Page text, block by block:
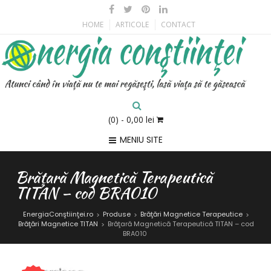
HOME ARTICOLE CONTACT
(0) - 0,00 lei
MENIU SITE
Brăţară Magnetică Terapeutică
TITAN – cod BRA010
EnergiaConştiinţei.ro > Produse > Brăţări Magnetice Terapeutice >
Brăţări Magnetice TITAN > Brăţară Magnetică Terapeutică TITAN – cod
BRA010